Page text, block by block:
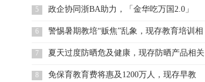
5 政企协同浙BA助力，「金华吃万国2.0」
6 警惕暑期教培“贩焦”乱象，现存教育培训相
7
夏天过度防晒危及健康，现存防晒产品相关
企
8 免保育教育费将惠及1200万人，现存早教